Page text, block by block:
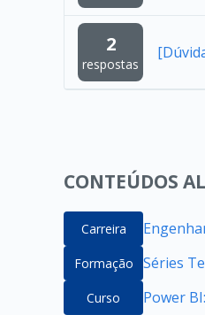
2
respostas
CONTEÚDOS
Carreira
Formação Séries
Curso Power